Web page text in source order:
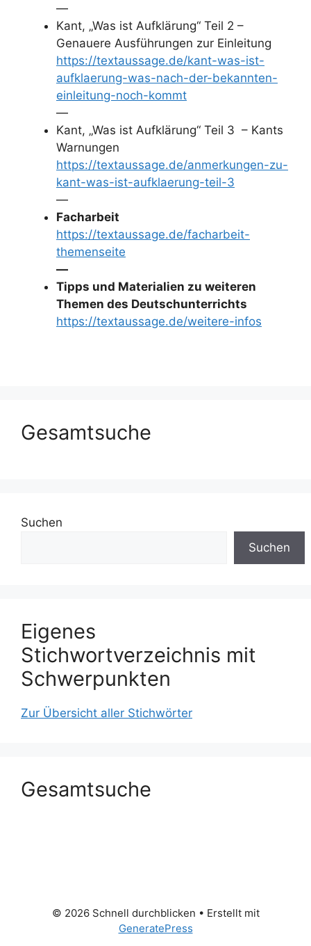
—
Kant, „Was ist Aufklärung“ Teil 2 –
Genauere Ausführungen zur Einleitung
https://textaussage.de/kant-was-ist-
aufklaerung-was-nach-der-bekannten-
einleitung-noch-kommt
—
Kant, „Was ist Aufklärung“ Teil 3 – Kants
Warnungen
https://textaussage.de/anmerkungen-zu-
kant-was-ist-aufklaerung-teil-3
—
Facharbeit
https://textaussage.de/facharbeit-
themenseite
—
Tipps und Materialien zu weiteren
Themen des Deutschunterrichts
https://textaussage.de/weitere-infos
Gesamtsuche
Suchen
Suchen
Eigenes
Stichwortverzeichnis mit
Schwerpunkten
Zur Übersicht aller Stichwörter
Gesamtsuche
© 2026 Schnell durchblicken • Erstellt mit
GeneratePress